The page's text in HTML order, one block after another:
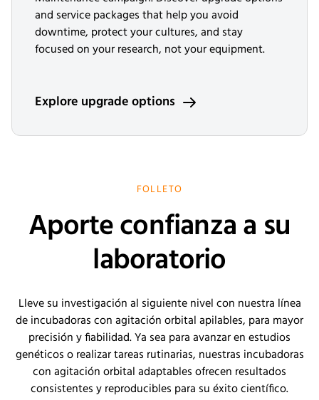
and service packages that help you avoid
downtime, protect your cultures, and stay
focused on your research, not your equipment.
Explore upgrade options
FOLLETO
Aporte confianza a su
laboratorio
Lleve su investigación al siguiente nivel con nuestra línea
de incubadoras con agitación orbital apilables, para mayor
precisión y fiabilidad. Ya sea para avanzar en estudios
genéticos o realizar tareas rutinarias, nuestras incubadoras
con agitación orbital adaptables ofrecen resultados
consistentes y reproducibles para su éxito científico.